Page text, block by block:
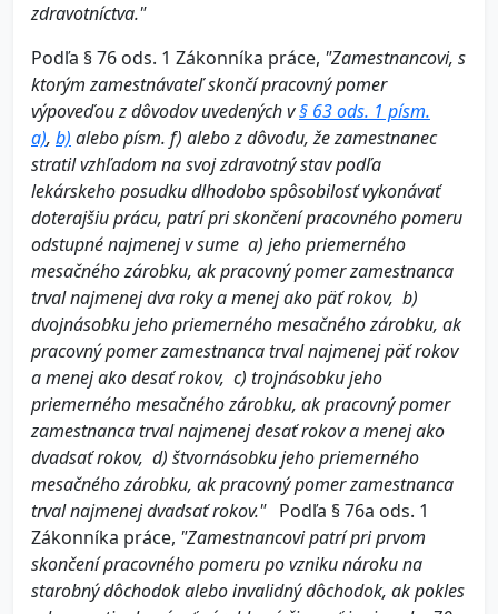
zdravotníctva."
Podľa § 76 ods. 1 Zákonníka práce, "Zamestnancovi, s
ktorým zamestnávateľ skončí pracovný pomer
výpoveďou z dôvodov uvedených v§ 63 ods. 1 písm.
a), b) alebo písm. f) alebo z dôvodu, že zamestnanec
stratil vzhľadom na svoj zdravotný stav podľa
lekárskeho posudku dlhodobo spôsobilosť vykonávať
doterajšiu prácu, patrí pri skončení pracovného pomeru
odstupné najmenej v sume a) jeho priemerného
mesačného zárobku, ak pracovný pomer zamestnanca
trval najmenej dva roky a menej ako päť rokov, b)
dvojnásobku jeho priemerného mesačného zárobku, ak
pracovný pomer zamestnanca trval najmenej päť rokov
a menej ako desať rokov, c) trojnásobku jeho
priemerného mesačného zárobku, ak pracovný pomer
zamestnanca trval najmenej desať rokov a menej ako
dvadsať rokov, d) štvornásobku jeho priemerného
mesačného zárobku, ak pracovný pomer zamestnanca
trval najmenej dvadsať rokov."Podľa § 76a ods. 1
Zákonníka práce, "Zamestnancovi patrí pri prvom
skončení pracovného pomeru po vzniku nároku na
starobný dôchodok alebo invalidný dôchodok, ak pokles